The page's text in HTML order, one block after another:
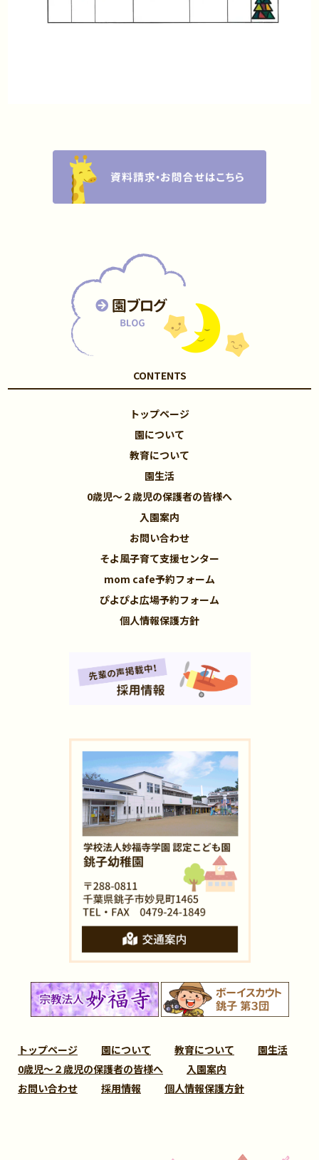
CONTENTS
トップページ
園について
教育について
園生活
0歳児～２歳児の保護者の皆様へ
入園案内
お問い合わせ
そよ風子育て支援センター
mom cafe予約フォーム
ぴよぴよ広場予約フォーム
個人情報保護方針
トップページ 園について 教育について
園生活
0歳児～２歳児の保護者の皆様へ
入園案内
お問い合わせ
採用情報 個人情報保護方針